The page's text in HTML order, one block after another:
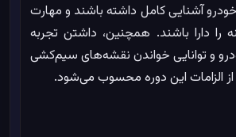
%
0در حال بارگذاری
آشنایی کامل داشته باشند و مهارت
را دارا باشند. همچنین، داشتن تجربه
و توانایی خواندن نقشه‌های سیم‌کشی
از الزامات این دوره محسوب می‌شود.